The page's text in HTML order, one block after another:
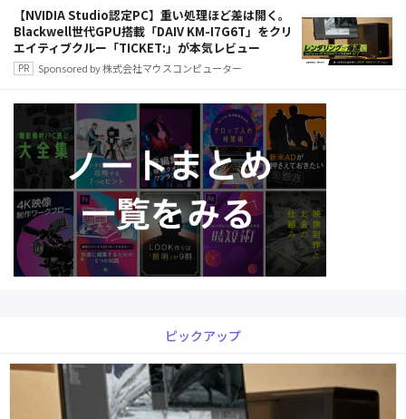
【NVIDIA Studio認定PC】重い処理ほど差は開く。
Blackwell世代GPU搭載「DAIV KM-I7G6T」をクリ
エイティブクルー「TICKET:」が本気レビュー
Sponsored by 株式会社マウスコンピューター
ピックアップ